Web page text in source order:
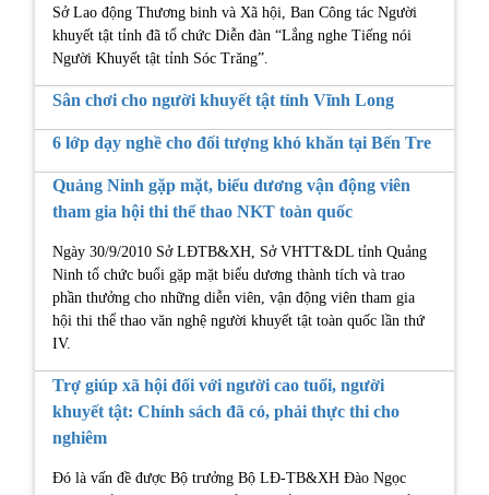
Sở Lao động Thương binh và Xã hội, Ban Công tác Người
khuyết tật tỉnh đã tổ chức Diễn đàn “Lắng nghe Tiếng nói
Người Khuyết tật tỉnh Sóc Trăng”.
Sân chơi cho người khuyết tật tỉnh Vĩnh Long
6 lớp dạy nghề cho đối tượng khó khăn tại Bến Tre
Quảng Ninh gặp mặt, biểu dương vận động viên
tham gia hội thi thể thao NKT toàn quốc
Ngày 30/9/2010 Sở LĐTB&XH, Sở VHTT&DL tỉnh Quảng
Ninh tổ chức buổi gặp mặt biểu dương thành tích và trao
phần thưởng cho những diễn viên, vận động viên tham gia
hội thi thể thao văn nghệ người khuyết tật toàn quốc lần thứ
IV.
Trợ giúp xã hội đối với người cao tuổi, người
khuyết tật: Chính sách đã có, phải thực thi cho
nghiêm
Đó là vấn đề được Bộ trưởng Bộ LĐ-TB&XH Đào Ngọc